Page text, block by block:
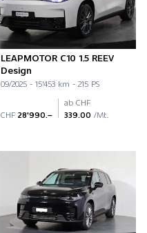
LEAPMOTOR C10 1.5 REEV
Design
09/2025 - 15'453 km - 215 PS
CHF 28'990.–
ab CHF
339.00 /Mt.